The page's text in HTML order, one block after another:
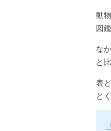
動
図
な
と
表
と